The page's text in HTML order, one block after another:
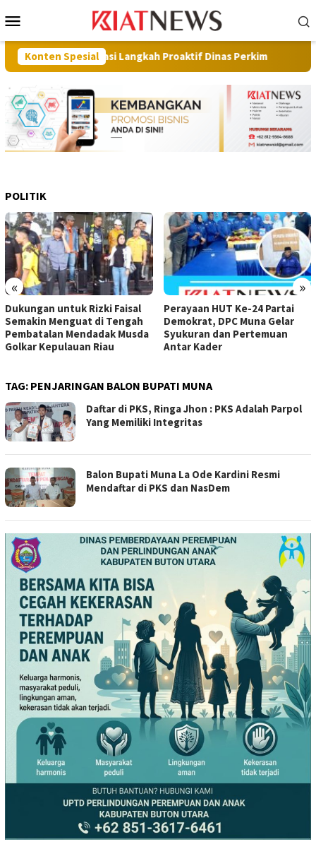
ke
Mobile
Konten Spesial
Apresiasi Langkah Proaktif Dinas Perkim Pilot
POLITIK
« »
Dukungan untuk Rizki Faisal
Semakin Menguat di Tengah
Pembatalan Mendadak Musda
Golkar Kepulauan Riau
Perayaan HUT Ke-24 Partai
Demokrat, DPC Muna Gelar
Syukuran dan Pertemuan
Antar Kader
TAG: PENJARINGAN BALON BUPATI MUNA
Daftar di PKS, Ringa Jhon : PKS Adalah Parpol
Yang Memiliki Integritas
Balon Bupati Muna La Ode Kardini Resmi
Mendaftar di PKS dan NasDem